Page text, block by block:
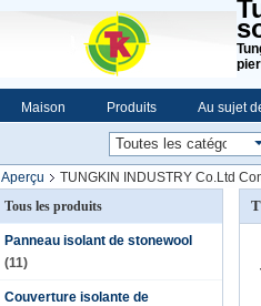
Maison Produits Au sujet
Aperçu
TUNGKIN INDUSTRY Co.Ltd
Tous les produits
Panneau isolant de stonewool
(11)
Couverture isolante de